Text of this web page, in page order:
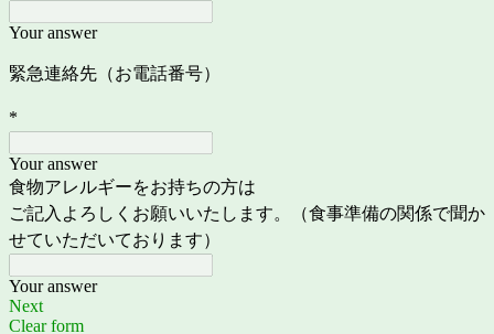
Your answer
緊急連絡先（お電話番号）
*
Your answer
食物アレルギーをお持ちの方は
ご記入よろしくお願いいたします。（食事準備の関係で聞か
せていただいております）
Your answer
Next
Clear form